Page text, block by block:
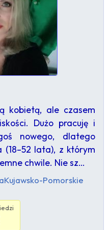
kobietą, ale czasem
Dużo pracuję i
nowego, dlatego
(18–52 lata), z którym
chwile. Nie sz…
Kujawsko-Pomorskie